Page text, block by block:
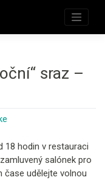
sraz –
18 hodin v restauraci
salónek pro
čase udělejte volnou